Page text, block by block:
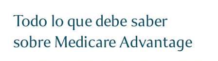
Todo lo que debe saber
sobre Medicare Advantage